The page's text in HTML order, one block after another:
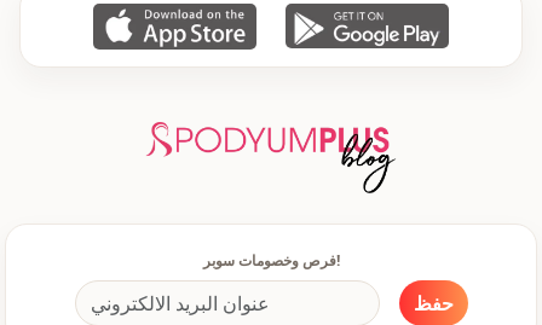
فرص وخصومات سوبر!
حفظ